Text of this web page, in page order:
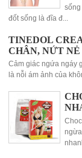
sống
đốt sống là đĩa đ...
TINEDOL
CHÂN, NỨT
Cảm giác ngứa ngáy
là nỗi ám ảnh của